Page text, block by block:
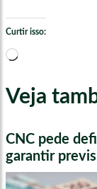
Curtir isso:
Carregando...
Veja
CNC pede
garantir